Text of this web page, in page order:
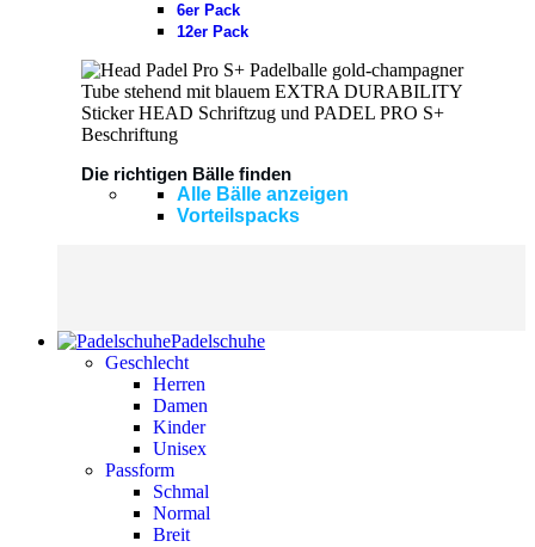
6er Pack
12er Pack
Die richtigen Bälle finden
Alle Bälle anzeigen
Vorteilspacks
Padelschuhe
Geschlecht
Herren
Damen
Kinder
Unisex
Passform
Schmal
Normal
Breit